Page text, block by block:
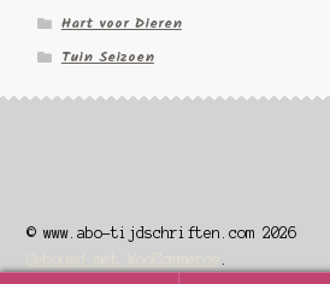
Hart voor Dieren
Tuin Seizoen
© www.abo-tijdschriften.com 2026